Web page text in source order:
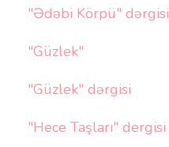
"Ədəbi Körpü" dərgisi
"Güzlek"
"Güzlek" dərgisi
"Hece Taşları" dergisi